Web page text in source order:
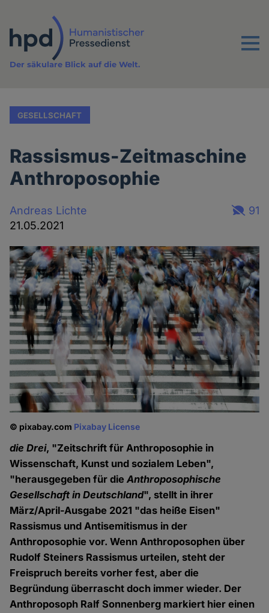
Inhalt
Menu
Der säkulare Blick auf die Welt.
GESELLSCHAFT
Rassismus-Zeitmaschine
Anthroposophie
Andreas Lichte
21.05.2021
91
© pixabay.com Pixabay License
die Drei, "Zeitschrift für Anthroposophie in
Wissenschaft, Kunst und sozialem Leben",
"herausgegeben für dieAnthroposophische
Gesellschaft in Deutschland", stellt in ihrer
März/April-Ausgabe 2021 "das heiße Eisen"
Rassismus und Antisemitismus in der
Anthroposophie vor. Wenn Anthroposophen über
Rudolf Steiners Rassismus urteilen, steht der
Freispruch bereits vorher fest, aber die
Begründung überrascht doch immer wieder. Der
Anthroposoph Ralf Sonnenberg markiert hier einen